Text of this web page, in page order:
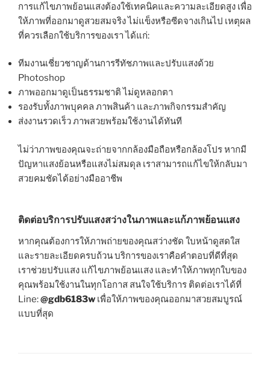
การแก้ไขภาพย้อนแสงต้องใช้เทคนิคและความละเอียดสูง เพื่อ
ให้ภาพที่ออกมาดูสวยสมจริง ไม่แข็งหรือซีดจางเกินไป เหตุผล
ที่ควรเลือกใช้บริการของเรา ได้แก่:
ทีมงานเชี่ยวชาญด้านการรีทัชภาพและปรับแสงด้วย
Photoshop
ภาพออกมาดูเป็นธรรมชาติ ไม่ดูหลอกตา
รองรับทั้งภาพบุคคล ภาพสินค้า และภาพกิจกรรมสำคัญ
ส่งงานรวดเร็ว ภาพสวยพร้อมใช้งานได้ทันที
ไม่ว่าภาพของคุณจะถ่ายจากกล้องมือถือหรือกล้องโปร หากมี
ปัญหาแสงย้อนหรือแสงไม่สมดุล เราสามารถแก้ไขให้กลับมา
สวยคมชัดได้อย่างมืออาชีพ
ติดต่อบริการปรับแสงสว่างในภาพและแก้ภาพย้อนแสง
หากคุณต้องการให้ภาพถ่ายของคุณสว่างชัด ใบหน้าดูสดใส
และรายละเอียดครบถ้วน บริการของเราคือคำตอบที่ดีที่สุด
เราช่วยปรับแสง แก้ไขภาพย้อนแสง และทำให้ภาพทุกใบของ
คุณพร้อมใช้งานในทุกโอกาส สนใจใช้บริการ ติดต่อเราได้ที่
Line:@gdb6183w เพื่อให้ภาพของคุณออกมาสวยสมบูรณ์
แบบที่สุด